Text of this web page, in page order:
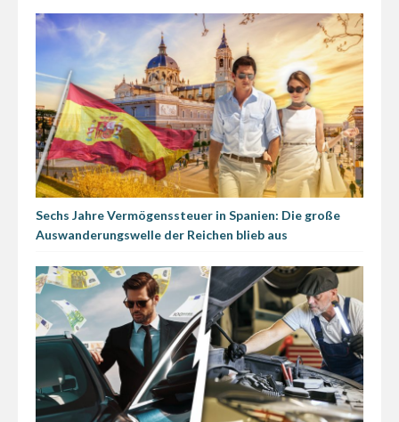
Sechs Jahre Vermögenssteuer in Spanien: Die große
Auswanderungswelle der Reichen blieb aus